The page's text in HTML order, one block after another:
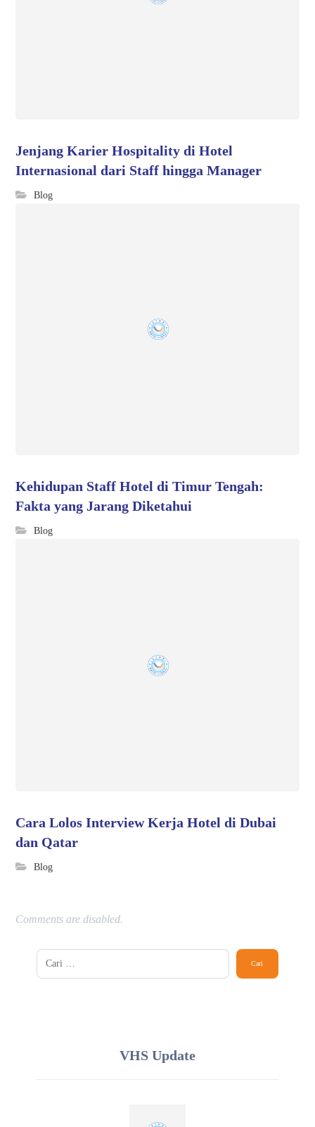
Jenjang Karier Hospitality di Hotel
Internasional dari Staff hingga Manager
Blog
Kehidupan Staff Hotel di Timur Tengah:
Fakta yang Jarang Diketahui
Blog
Cara Lolos Interview Kerja Hotel di Dubai
dan Qatar
Blog
Comments are disabled.
VHS Update